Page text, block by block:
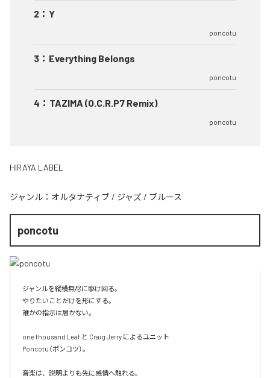
2 ： Y
poncotu
3 ： Everything Belongs
poncotu
4 ： TAZIMA (O.C.R.P7 Remix)
poncotu
HIRAYA LABEL
ジャンル： オルタナティブ / ジャズ / ブルース
poncotu
ジャンルを縦横無尽に駆け回る。
やりたいことだけを形にする。
誰かの指示は届かない。
one thousand Leaf と Craig Jerry によるユニット
Poncotu（ポンコツ）。
音楽は、説明よりも先に感情へ触れる。